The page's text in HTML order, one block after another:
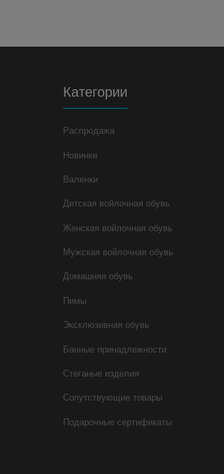
Категории
Распродажа
Новинки
Валенки
Детская войлочная обувь
Женская войлочная обувь
Мужская войлочная обувь
Домашняя обувь
Пимы
Эксклюзивная обувь
Банные принадлежности
Стеганые изделия
Сопутствующие товары
Подарочные сертификаты